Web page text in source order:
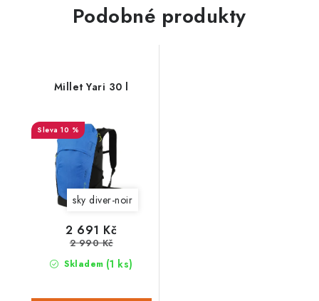
Podobné produkty
Millet Yari 30 l
10 %
sky diver-noir
Skladem (1 ks)
2 691 Kč
2 990 Kč